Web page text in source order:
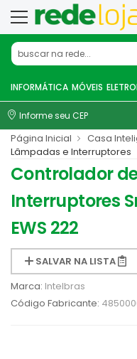
INFORMÁTICA MÓVEIS
Informe seu CEP
Página Inicial Casa
Lâmpadas e Interruptores
Controlador
Interruptores
EWS 222
SALVAR NA LISTA
Marca: Intelbras
Código Fabricante: